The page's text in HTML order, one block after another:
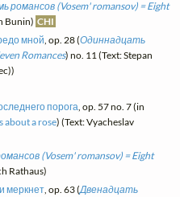
романсов (Vosem' romansov) = Eight
Bunin) CHI
мной, op. 28 (Одиннадцать
Romances) no. 11 (Text: Stepan
порога, op. 57 no. 7 (in
about a rose) (Text: Vyacheslav
(Vosem' romansov) = Eight
Rathaus)
меркнет , op. 63 (Двенадцать